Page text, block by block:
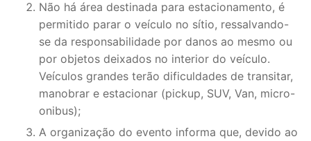
Não há área destinada para estacionamento, é
permitido parar o veículo no sítio, ressalvando-
se da responsabilidade por danos ao mesmo ou
por objetos deixados no interior do veículo.
Veículos grandes terão dificuldades de transitar,
manobrar e estacionar (pickup, SUV, Van, micro-
onibus);
A organização do evento informa que, devido ao